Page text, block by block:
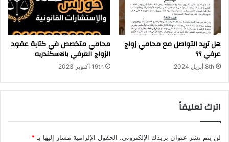
هل تريد التواصل مع محامي زواج
عرفي ؟؟
8th أبريل 2024
محامي متخصص في كتابة عقود
الزواج العرفي بالاسكندريه
19th أكتوبر 2023
اترك تعليقاً
لن يتم نشر عنوان بريدك الإلكتروني. الحقول الإلزامية مشار إليها بـ *